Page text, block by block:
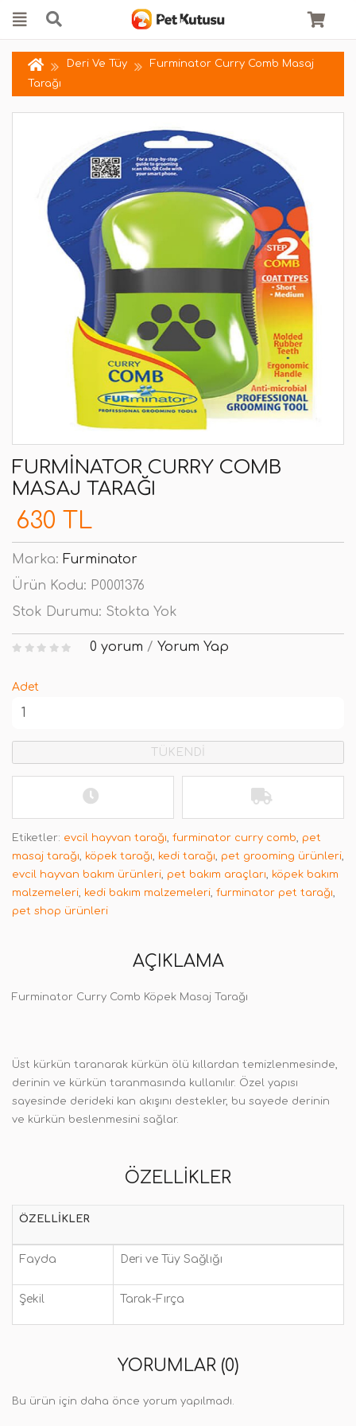
Deri Ve Tüy
Furminator Curry Comb Masaj
Tarağı
FURMINATOR CURRY COMB
MASAJ TARAĞI
630 TL
Marka: Furminator
Ürün Kodu: P0001376
Stok Durumu: Stokta Yok
0 yorum / Yorum Yap
Adet
TÜKENDİ
Etiketler: evcil hayvan tarağı, furminator curry comb, pet
masaj tarağı, köpek tarağı, kedi tarağı, pet grooming ürünleri,
evcil hayvan bakım ürünleri, pet bakım araçları, köpek bakım
malzemeleri, kedi bakım malzemeleri, furminator pet tarağı,
pet shop ürünleri
AÇIKLAMA
Furminator Curry Comb Köpek Masaj Tarağı
Üst kürkün taranarak kürkün ölü kıllardan temizlenmesinde,
derinin ve kürkün taranmasında kullanılır. Özel yapısı
sayesinde derideki kan akışını destekler, bu sayede derinin
ve kürkün beslenmesini sağlar.
ÖZELLIKLER
ÖZELLIKLER
Fayda Deri ve Tüy Sağlığı
Şekil Tarak-Fırça
YORUMLAR (0)
Bu ürün için daha önce yorum yapılmadı.